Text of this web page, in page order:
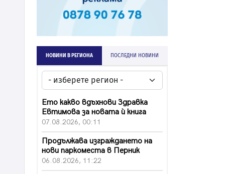
НОВИНИ В РЕГИОНА ПОСЛЕДНИ НОВИНИ
Ето какво вдъхнови Здравка
Евтимова за новата ѝ книга
07.08.2026, 00:11
Продължава изграждането на
нови паркоместа в Перник
06.08.2026, 11:22